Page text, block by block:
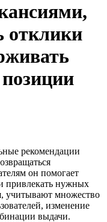
отклики
рекомендации
он помогает
привлекать нужных
учитывают множество
изменение
выдачи.